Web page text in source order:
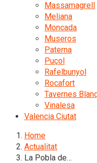
Massamagrell
Meliana
Moncada
Museros
Paterna
Puçol
Rafelbunyol
Rocafort
Tavernes
Vinalesa
Valencia Ciutat
Home
Actualitat
La Pobla de…